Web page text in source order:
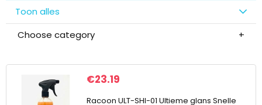
Toon alles
Choose category
€23.19
Racoon ULT-SHI-01 Ultieme glans Snelle